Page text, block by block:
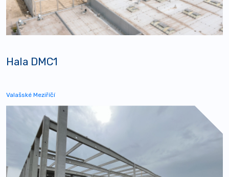
Hala DMC1
Valašské Meziříčí